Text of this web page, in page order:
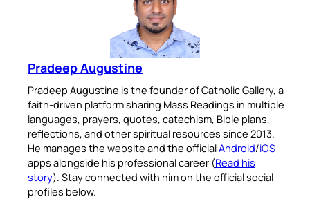
Pradeep Augustine
Pradeep Augustine is the founder of Catholic Gallery, a
faith-driven platform sharing Mass Readings in multiple
languages, prayers, quotes, catechism, Bible plans,
reflections, and other spiritual resources since 2013.
He manages the website and the officialAndroid/iOS
apps alongside his professional career (Read his
story). Stay connected with him on the official social
profiles below.